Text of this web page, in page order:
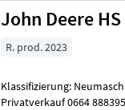
John Deere HS
R. prod. 2023
Klassifizierung:
Privatverkauf 0664 88839569 Passend